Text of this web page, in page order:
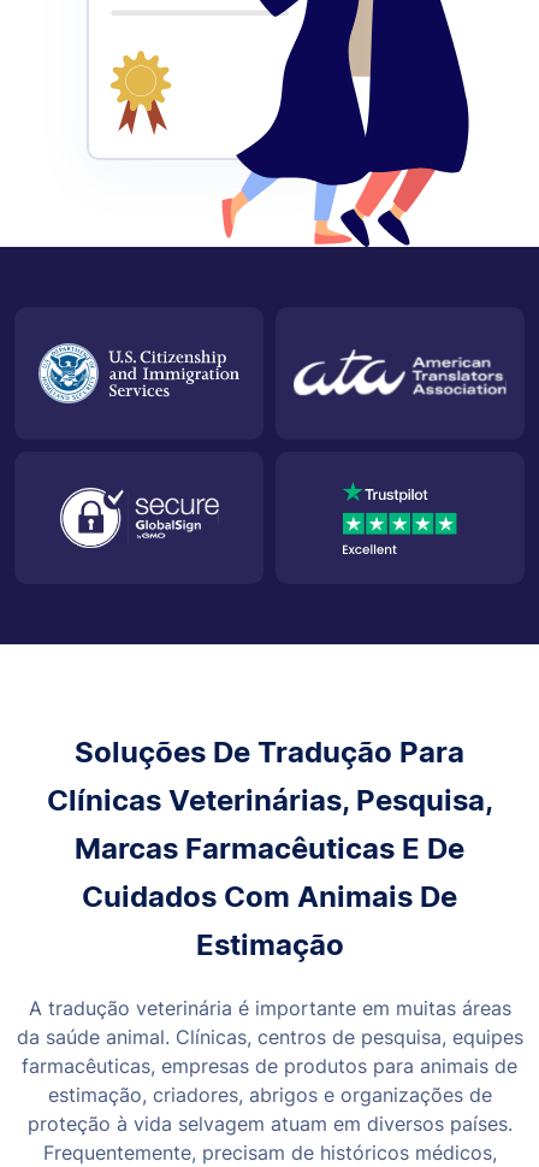
Soluções De Tradução Para
Clínicas Veterinárias, Pesquisa,
Marcas Farmacêuticas E De
Cuidados Com Animais De
Estimação
A tradução veterinária é importante em muitas áreas
da saúde animal. Clínicas, centros de pesquisa, equipes
farmacêuticas, empresas de produtos para animais de
estimação, criadores, abrigos e organizações de
proteção à vida selvagem atuam em diversos países.
Frequentemente, precisam de históricos médicos,